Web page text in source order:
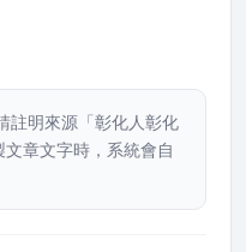
註明來源「彰化人彰化
文章文字時，系統會自